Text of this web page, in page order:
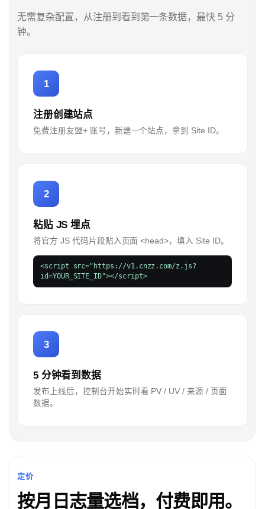
无需复杂配置，从注册到看到第一条数据，最快 5 分
钟。
1
注册创建站点
免费注册友盟+ 账号，新建一个站点，拿到 Site ID。
2
粘贴 JS 埋点
将官方 JS 代码片段贴入页面 <head>，填入 Site ID。
<script src="https://v1.cnzz.com/z.js?
id=YOUR_SITE_ID"></script>
3
5 分钟看到数据
发布上线后，控制台开始实时看 PV / UV / 来源 / 页面
数据。
定价
按月日志量选档，付费即用。